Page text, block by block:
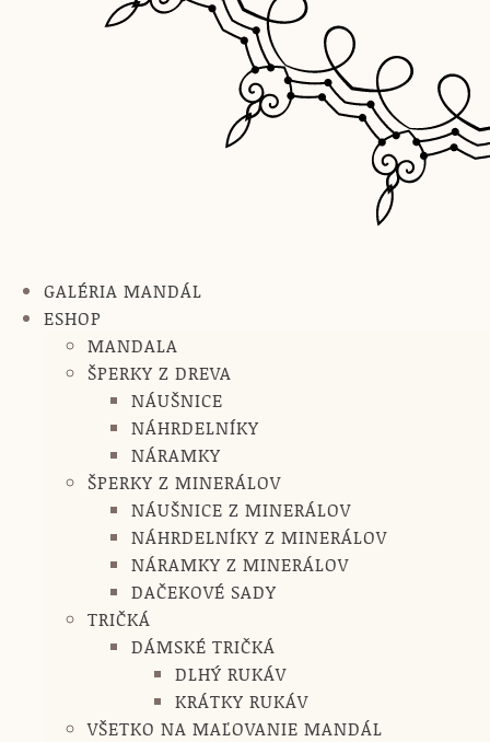
GALÉRIA MANDÁL
ESHOP
MANDALA
ŠPERKY Z DREVA
NÁUŠNICE
NÁHRDELNÍKY
NÁRAMKY
ŠPERKY Z MINERÁLOV
NÁUŠNICE Z MINERÁLOV
NÁHRDELNÍKY Z MINERÁLOV
NÁRAMKY Z MINERÁLOV
DAČEKOVÉ SADY
TRIČKÁ
DÁMSKÉ TRIČKÁ
DLHÝ RUKÁV
KRÁTKY RUKÁV
VŠETKO NA MAĽOVANIE MANDÁL